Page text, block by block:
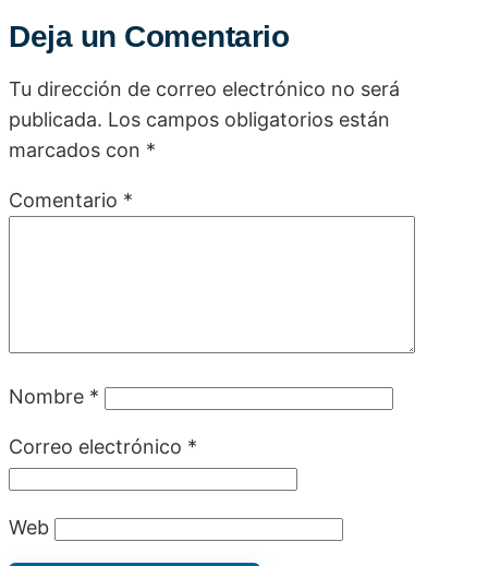
Deja un Comentario
Tu dirección de correo electrónico no será
publicada. Los campos obligatorios están
marcados con *
Comentario *
Nombre *
Correo electrónico *
Web